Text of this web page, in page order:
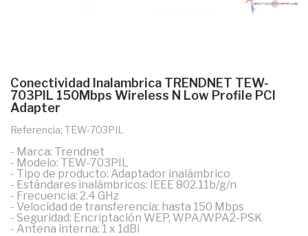
Conectividad Inalambrica TRENDNET TEW-
703PIL 150Mbps Wireless N Low Profile PCI
Adapter
Referencia: TEW-703PIL
- Marca: Trendnet
- Modelo: TEW-703PIL
- Tipo de producto: Adaptador inalámbrico
- Estándares inalámbricos: IEEE 802.11b/g/n
- Frecuencia: 2.4 GHz
- Velocidad de transferencia: hasta 150 Mbps
- Seguridad: Encriptación WEP, WPA/WPA2-PSK
- Antena interna: 1 x 1dBi